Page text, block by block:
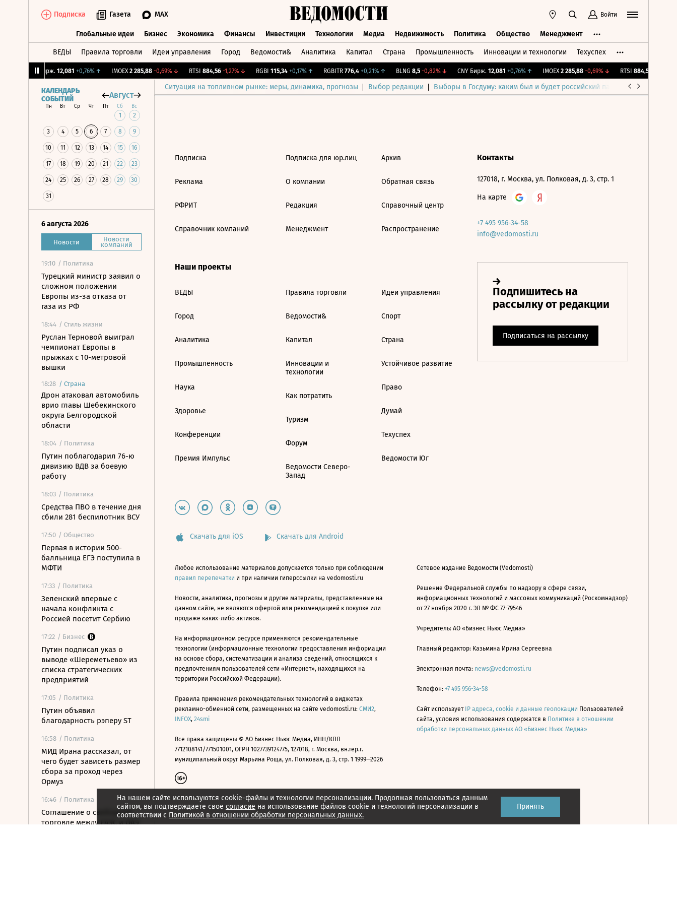
Подписка Газета MAX Войти
Глобальные идеи Бизнес Экономика Финансы Инвестиции Технологии Медиа Недвижимость Политика Общество Менеджмент
ВЕДЫ Правила торговли Идеи управления Город Ведомости& Аналитика Капитал Страна Промышленность Инновации и технологии Техуспех
CNY Бирж. 12,081 +0,76%↑ IMOEX 2 285,88 -0,69%↓ RTSI 884,56 -1,27%↓ RGBI 115,34 +0,17%↑ RGBITR 776,4 +0,21%↑ BLNG 8,5 -0,82%↓ CNY Бирж. 12,081 +0,76%↑ IMOEX 2 285,88 -0,69%↓ RTSI 884,56
Ситуация на топливном рынке: меры, динамика, прогнозы Выбор редакции Выборы в Госдуму: каким был и будет российский парламент
КАЛЕНДАРЬ
СОБЫТИЙ
Август
Пн Вт Ср Чт Пт Сб Вс
1 2
3 4 5 6 7 8 9
10 11 12 13 14 15 16
17 18 19 20 21 22 23
24 25 26 27 28 29 30
31
6 августа 2026
Новости Новости
компаний
19:10 / Политика
Турецкий министр заявил о
сложном положении
Европы из-за отказа от
газа из РФ
18:44 / Стиль жизни
Руслан Терновой выиграл
чемпионат Европы в
прыжках с 10-метровой
вышки
18:28 / Страна
Дрон атаковал автомобиль
врио главы Шебекинского
округа Белгородской
области
18:04 / Политика
Путин поблагодарил 76-ю
дивизию ВДВ за боевую
работу
18:03 / Политика
Средства ПВО в течение дня
сбили 281 беспилотник ВСУ
17:50 / Общество
Первая в истории 500-
балльница ЕГЭ поступила в
МФТИ
17:33 / Политика
Зеленский впервые с
начала конфликта с
Россией посетит Сербию
17:22 / Бизнес
Путин подписал указ о
выводе «Шереметьево» из
списка стратегических
предприятий
17:05 / Политика
Путин объявил
благодарность рэперу ST
16:58 / Политика
МИД Ирана рассказал, от
чего будет зависеть размер
сбора за проход через
Ормуз
16:46 / Политика
Соглашение о свободной
торговле между ЕАЭС и ОАЭ
На нашем сайте используются cookie-файлы и технологии персонализации. Продолжая пользоваться данным
сайтом, вы подтверждаете свое согласие на использование файлов cookie и технологий персонализации в
соответствии с Политикой в отношении обработки персональных данных.
Принять
Подписка
Реклама
РФРИТ
Справочник компаний
Подписка для юр.лиц
О компании
Редакция
Менеджмент
Архив
Обратная связь
Справочный центр
Распространение
Наши проекты
ВЕДЫ
Город
Аналитика
Промышленность
Наука
Здоровье
Конференции
Премия Импульс
Правила торговли
Ведомости&
Капитал
Инновации и
технологии
Как потратить
Туризм
Форум
Ведомости Северо-
Запад
Идеи управления
Спорт
Страна
Устойчивое развитие
Право
Думай
Техуспех
Ведомости Юг
Контакты
127018, г. Москва, ул. Полковая, д. 3, стр. 1
На карте
+7 495 956-34-58
info@vedomosti.ru
Скачать для iOS Скачать для Android
Любое использование материалов допускается только при соблюдении
правил перепечатки и при наличии гиперссылки на vedomosti.ru
Новости, аналитика, прогнозы и другие материалы, представленные на
данном сайте, не являются офертой или рекомендацией к покупке или
продаже каких-либо активов.
На информационном ресурсе применяются рекомендательные
технологии (информационные технологии предоставления информации
на основе сбора, систематизации и анализа сведений, относящихся к
предпочтениям пользователей сети «Интернет», находящихся на
территории Российской Федерации).
Правила применения рекомендательных технологий в виджетах
рекламно-обменной сети, размещенных на сайте vedomosti.ru: СМИ2,
INFOX, 24smi
Все права защищены © АО Бизнес Ньюс Медиа, ИНН/КПП
7712108141/771501001, ОГРН 1027739124775, 127018, г. Москва, вн.тер.г.
муниципальный округ Марьина Роща, ул. Полковая, д. 3, стр. 1 1999—2026
Сетевое издание Ведомости (Vedomosti)
Решение Федеральной службы по надзору в сфере связи,
информационных технологий и массовых коммуникаций (Роскомнадзор)
от 27 ноября 2020 г. ЭЛ № ФС 77-79546
Учредитель: АО «Бизнес Ньюс Медиа»
Главный редактор: Казьмина Ирина Сергеевна
Электронная почта: news@vedomosti.ru
Телефон: +7 495 956-34-58
Сайт использует IP адреса, cookie и данные геолокации Пользователей
сайта, условия использования содержатся в Политике в отношении
обработки персональных данных АО «Бизнес Ньюс Медиа»